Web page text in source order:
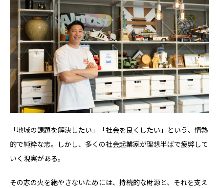
「地域の課題を解決したい」「社会を良くしたい」という、情熱
的で純粋な志。しかし、多くの社会起業家が理想半ばで疲弊して
いく現実がある。
その志の火を絶やさないためには、持続的な財源と、それを支え